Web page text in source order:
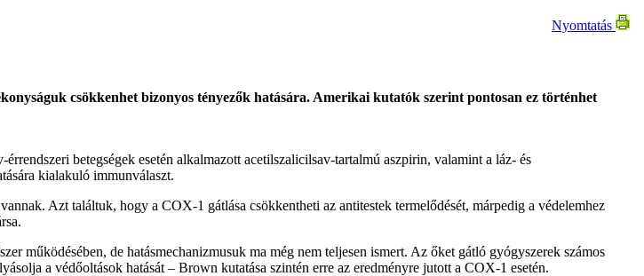
Nyomtatás
csökkenhet bizonyos tényezők hatására. Amerikai kutatók szerint pontosan ez történhet
betegségek esetén alkalmazott acetilszalicilsav-tartalmú aszpirin, valamint a láz- és
kialakuló immunválaszt.
Azt találtuk, hogy a COX-1 gátlása csökkentheti az antitestek termelődését, márpedig a védelemhez
működésében, de hatásmechanizmusuk ma még nem teljesen ismert. Az őket gátló gyógyszerek számos
a védőoltások hatását – Brown kutatása szintén erre az eredményre jutott a COX-1 esetén.